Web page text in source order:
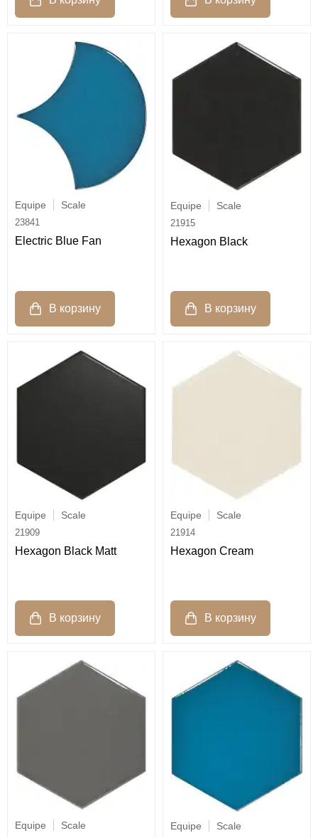
Equipe Scale
23841
Electric Blue Fan
Equipe Scale
21915
Hexagon Black
Equipe Scale
21909
Hexagon Black Matt
Equipe Scale
21914
Hexagon Cream
Equipe Scale Equipe Scale